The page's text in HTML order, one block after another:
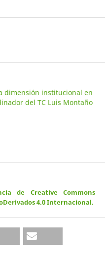
dimensión institucional en
del TC Luis Montaño
de Creative Commons
4.0 Internacional.